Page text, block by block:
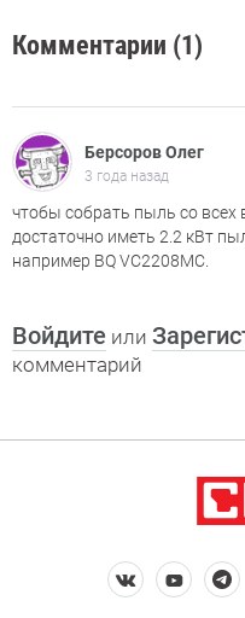
Комментарии (1)
Берсоров Олег
3 года назад
чтобы собрать пыль со
достаточно иметь 2.2 кВт
например BQ VC2208MC.
Войдите или
комментарий